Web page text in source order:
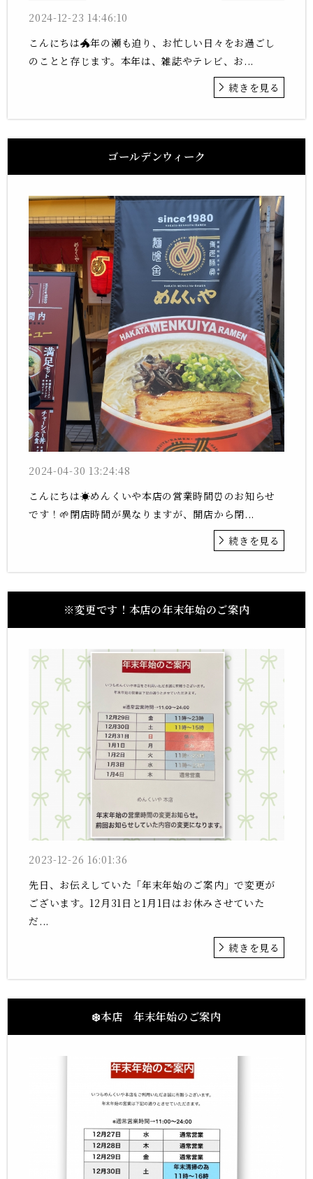
2024-12-23 14:46:10
こんにちは🐲年の瀬も迫り、お忙しい日々をお過ごし
のことと存じます。本年は、雑誌やテレビ、お...
続きを見る
ゴールデンウィーク
2024-04-30 13:24:48
こんにちは☀️めんくいや本店の営業時間⏰のお知らせ
です！🌱閉店時間が異なりますが、開店から閉...
続きを見る
※変更です！本店の年末年始のご案内
2023-12-26 16:01:36
先日、お伝えしていた「年末年始のご案内」で変更が
ございます。12月31日と1月1日はお休みさせていた
だ...
続きを見る
❄️本店 年末年始のご案内